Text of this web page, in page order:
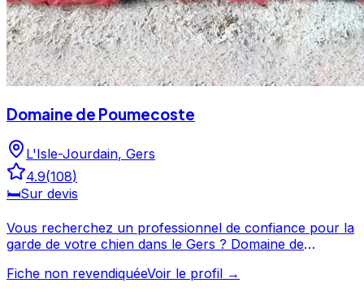
Domaine de Poumecoste
L'Isle-Jourdain, Gers
4.9(108)
🛏️Sur devis
Vous recherchez un professionnel de confiance pour la
garde de votre chien dans le Gers ? Domaine de
ses environs. Avec une excellente réputation et un
Fiche non revendiquéeVoir le profil →